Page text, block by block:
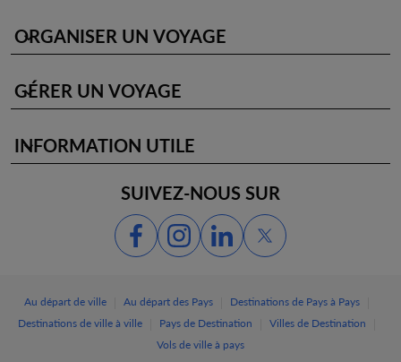
ORGANISER UN VOYAGE
keyboard_arrow_down
GÉRER UN VOYAGE
keyboard_arrow_down
INFORMATION UTILE
keyboard_arrow_down
SUIVEZ-NOUS SUR
Au départ de ville Au départ des Pays Destinations de Pays à Pays
Destinations de ville à ville Pays de Destination Villes de Destination
Vols de ville à pays